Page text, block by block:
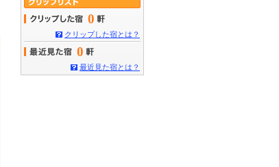
0
クリップした宿とは？
0
最近見た宿とは？